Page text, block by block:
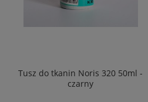
Tusz do tkanin Noris 320 50ml -
czarny